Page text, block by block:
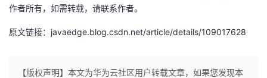
堂
的
我
我
的
技
我
的
作者所有，如需转载，请联系作者。
原文链接：javaedge.blog.csdn.net/article/details/109017628
【版权声明】本文为华为云社区用户转载文章，如果您发现本